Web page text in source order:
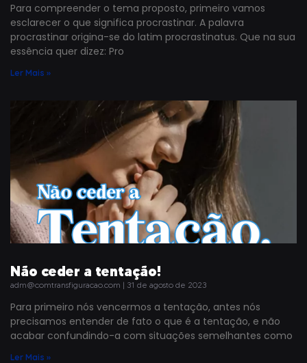
Para compreender o tema proposto, primeiro vamos
esclarecer o que significa procrastinar. A palavra
procrastinar origina-se do latim procrastinatus. Que na sua
essência quer dizez: Pro
Ler Mais »
Não ceder a tentação!
adm@comtransfiguracao.com 31 de agosto de 2023
Para primeiro nós vencermos a tentação, antes nós
precisamos entender de fato o que é a tentação, e não
acabar confundindo-a com situações semelhantes como
Ler Mais »